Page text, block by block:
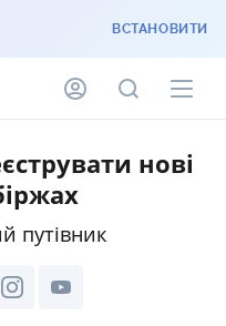
ВСТАНОВИТИ
нові
путівник